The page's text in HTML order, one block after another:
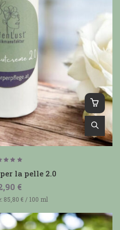
5
la pelle 2.0
€
85,80 € /100 ml